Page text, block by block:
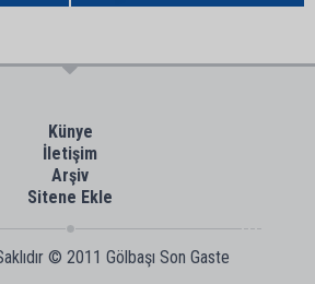
Künye
İletişim
Arşiv
Sitene Ekle
© 2011 Gölbaşı Son Gaste